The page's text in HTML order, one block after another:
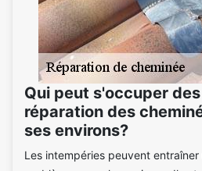
Qui peut s'occuper
réparation des
ses environs?
Les intempéries peuvent